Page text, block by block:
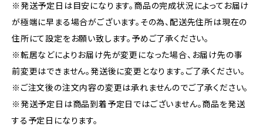
※発送予定日は目安になります。商品の完成状況によってお届け
が極端に早まる場合がございます。その為、配送先住所は現在の
住所にて設定をお願い致します。予めご了承ください。
※転居などによりお届け先が変更になった場合、お届け先の事
前変更はできません。発送後に変更となります。ご了承ください。
※ご注文後の注文内容の変更は承れませんのでご了承ください。
※発送予定日は商品到着予定日ではございません。商品を発送
する予定日になります。